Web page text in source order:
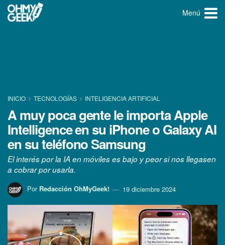
Menú
INICIO TECNOLOGÍ­AS INTELIGENCIA ARTIFICIAL
A muy poca gente le importa Apple
Intelligence en su iPhone o Galaxy AI
en su teléfono Samsung
El interés por la IA en móviles es bajo y peor si nos llegasen
a cobrar por usarla.
Por Redacción OhMyGeek! 19 diciembre 2024